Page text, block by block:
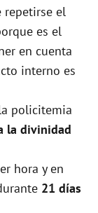
repetirse el
es el
en cuenta
interno es
policitemia
la divinidad
hora y en
21 días